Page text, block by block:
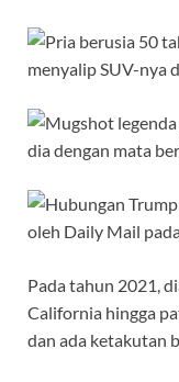
Pada tahun 2021,
California hingga
dan ada ketakutan